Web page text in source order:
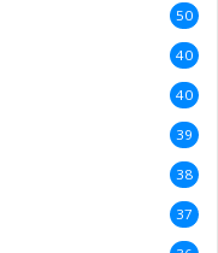
50
40
40
39
38
37